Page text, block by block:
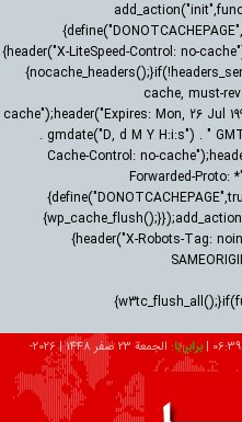
{header("X-LiteSpeed-Control: no-
cache, must-
cache");header("Expires: Mon, 26 Jul
. gmdate("D, d M Y H:i:s") . "
Cache-Control: no-
Forwarded-Proto:
{header("X-Robots-Tag:
|برابر با: الجمعة 23 صفر 1448 |
2026-
تبلیغات درباره ما ارتباط با ما